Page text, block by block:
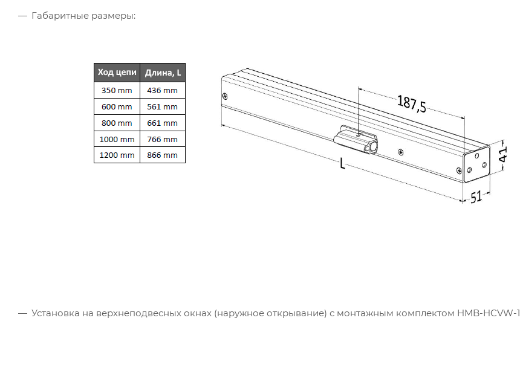
Габаритные размеры:
Установка на верхнеподвесных окнах (наружное открывание) с монтажным комплектом HMB-HCVW-1